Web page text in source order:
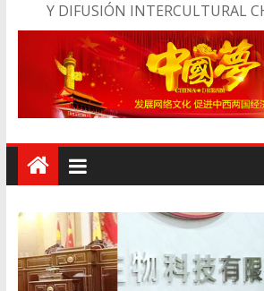
Y DIFUSIÓN INTERCULTURAL